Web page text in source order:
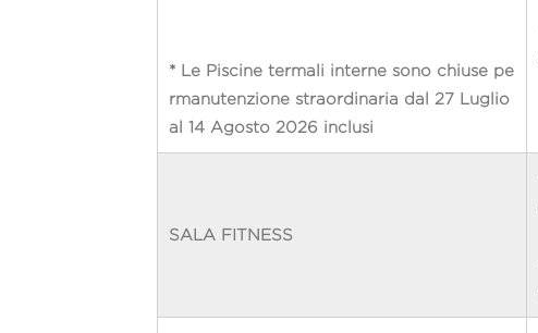
* Le Piscine termali interne sono chiuse pe
rmanutenzione straordinaria dal 27 Luglio
al 14 Agosto 2026 inclusi
SALA FITNESS